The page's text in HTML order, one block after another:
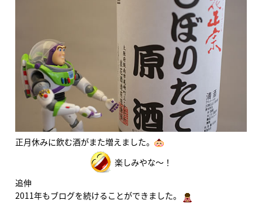
正月休みに飲む酒がまた増えました。
楽しみやな～！
追伸
2011年もブログを続けることができました。